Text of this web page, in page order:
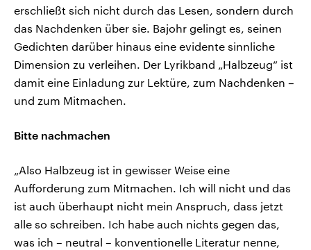
erschließt sich nicht durch das Lesen, sondern durch
das Nachdenken über sie. Bajohr gelingt es, seinen
Gedichten darüber hinaus eine evidente sinnliche
Dimension zu verleihen. Der Lyrikband „Halbzeug“ ist
damit eine Einladung zur Lektüre, zum Nachdenken –
und zum Mitmachen.
Bitte nachmachen
„Also Halbzeug ist in gewisser Weise eine
Aufforderung zum Mitmachen. Ich will nicht und das
ist auch überhaupt nicht mein Anspruch, dass jetzt
alle so schreiben. Ich habe auch nichts gegen das,
was ich – neutral – konventionelle Literatur nenne,